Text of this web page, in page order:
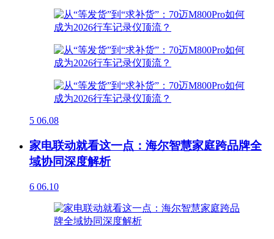
5 06.08
家电联动就看这一点：海尔智慧家庭跨品牌全
域协同深度解析
6 06.10